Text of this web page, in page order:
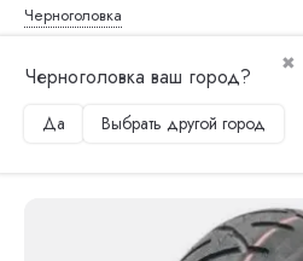
Черноголовка
✖
Черноголовка ваш город?
Да Выбрать другой город
Главная Запчасти и аксессуары
Покрышка CST 10x2.50 для
Продолжить